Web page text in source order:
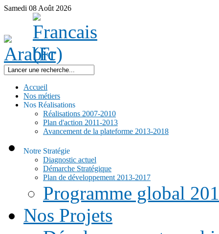
Samedi 08 Août 2026
Accueil
Nos métiers
Nos Réalisations
Réalisations 2007-2010
Plan d'action 2011-2013
Avancement de la plateforme 2013-2018
Notre Stratégie
Diagnostic actuel
Démarche Stratégique
Plan de développement 2013-2017
Programme global
Nos Projets